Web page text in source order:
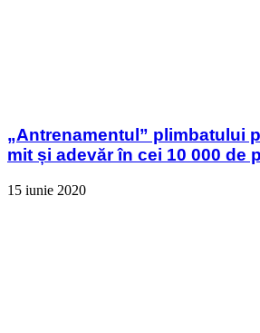
„Antrenamentul” plimbatului
mit și adevăr în cei 10 000 de
15 iunie 2020